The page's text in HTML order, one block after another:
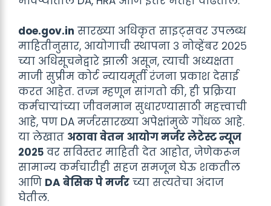
doe.gov.in सारख्या अधिकृत साइट्सवर उपलब्ध
माहितीनुसार, आयोगाची स्थापना ३ नोव्हेंबर २०२५
च्या अधिसूचनेद्वारे झाली असून, त्याची अध्यक्षता
माजी सुप्रीम कोर्ट न्यायमूर्ती रंजना प्रकाश देसाई
करत आहेत. तज्ज्ञ म्हणून सांगतो की, ही प्रक्रिया
कर्मचाऱ्यांच्या जीवनमान सुधारण्यासाठी महत्त्वाची
आहे, पण DA मर्जरसारख्या अपेक्षांमुळे गोंधळ आहे.
या लेखात अठावा वेतन आयोग मर्जर लेटेस्ट न्यूज
२०२५ वर सविस्तर माहिती देत आहोत, जेणेकरून
सामान्य कर्मचारीही सहज समजून घेऊ शकतील
आणि DA बेसिक पे मर्जर च्या सत्यतेचा अंदाज
घेतील.